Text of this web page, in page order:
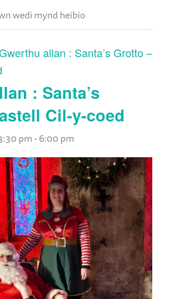
wedi mynd heibio
allan : Santa’s Grotto –
: Santa’s
Cil-y-coed
pm-6:00 pm